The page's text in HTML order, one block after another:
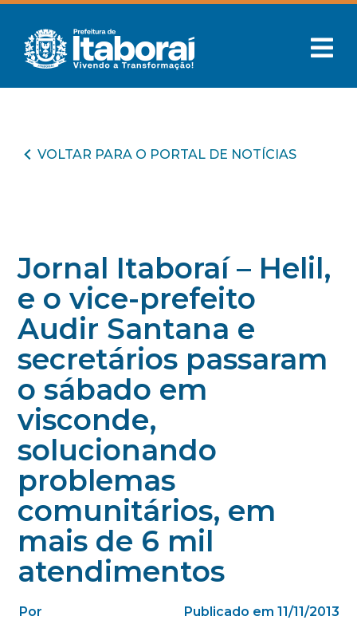
VOLTAR PARA O PORTAL DE NOTÍCIAS
Jornal Itaboraí – Helil,
e o vice-prefeito
Audir Santana e
secretários passaram
o sábado em
visconde,
solucionando
problemas
comunitários, em
mais de 6 mil
atendimentos
Por Publicado em 11/11/2013